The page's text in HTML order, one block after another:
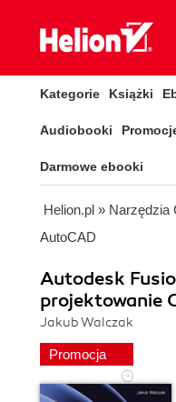
Kategorie Książki
Audiobooki
Darmowe ebooki
Helion.pl » Narzędzia
AutoCAD
Autodesk
projektowanie
Jakub Walczak
Promocja